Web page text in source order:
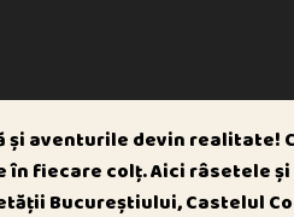
și aventurile devin realitate!
fiecare colț. Aici râsetele
Bucureștiului, Castelul